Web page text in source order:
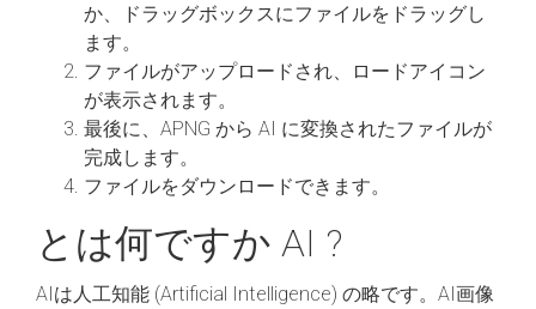
か、ドラッグボックスにファイルをドラッグし
ます。
ファイルがアップロードされ、ロードアイコン
が表示されます。
最後に、APNG から AI に変換されたファイルが
完成します。
ファイルをダウンロードできます。
とは何ですか AI ?
AIは人工知能 (Artificial Intelligence) の略です。AI画像